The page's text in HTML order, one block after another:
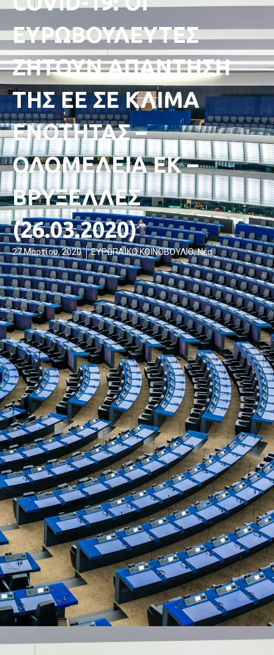
ΕΥΡΩΒΟΥΛΕΥΤΕΣ
ΖΗΤΟΥΝ ΑΠΑΝΤΗΣΗ
ΤΗΣ ΕΕ ΣΕ ΚΛΙΜΑ
ΕΝΟΤΗΤΑΣ –
ΟΛΟΜΕΛΕΙΑ ΕΚ –
ΒΡΥΞΕΛΛΕΣ
(26.03.2020)
27 Μαρτίου, 2020 ΕΥΡΩΠΑΪΚΟ ΚΟΙΝΟΒΟΥΛΙΟ,Νέα